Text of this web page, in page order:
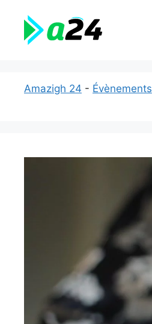
contenu
Amazigh 24 - Évènements